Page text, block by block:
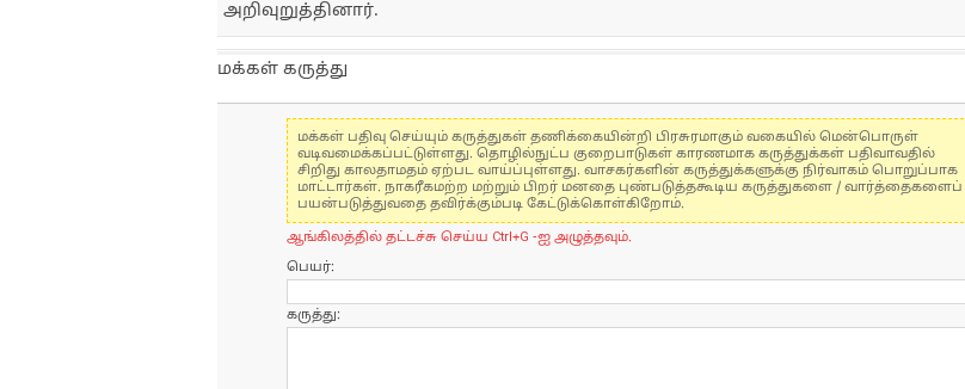
அறிவுறுத்தினார்.
மக்கள் கருத்து
மக்கள் பதிவு செய்யும் கருத்துகள் தணிக்கையின்றி பிரசுரமாகும் வகையில் மென்பொருள்
வடிவமைக்கப்பட்டுள்ளது. தொழில்நுட்ப குறைபாடுகள் காரணமாக கருத்துக்கள் பதிவாவதில்
சிறிது காலதாமதம் ஏற்பட வாய்ப்புள்ளது. வாசகர்களின் கருத்துக்களுக்கு நிர்வாகம் பொறுப்பாக
மாட்டார்கள். நாகரீகமற்ற மற்றும் பிறர் மனதை புண்படுத்தகூடிய கருத்துகளை / வார்த்தைகளைப்
பயன்படுத்துவதை தவிர்க்கும்படி கேட்டுக்கொள்கிறோம்.
ஆங்கிலத்தில் தட்டச்சு செய்ய Ctrl+G -ஐ அழுத்தவும்.
பெயர்:
கருத்து: